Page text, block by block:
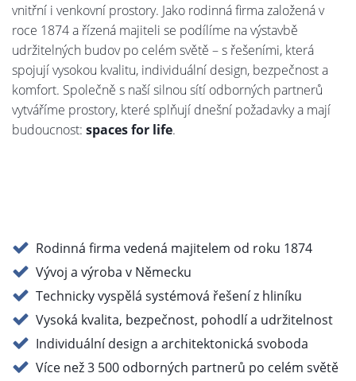
vnitřní i venkovní prostory. Jako rodinná firma založená v
roce 1874 a řízená majiteli se podílíme na výstavbě
udržitelných budov po celém světě – s řešeními, která
spojují vysokou kvalitu, individuální design, bezpečnost a
komfort. Společně s naší silnou sítí odborných partnerů
vytváříme prostory, které splňují dnešní požadavky a mají
budoucnost: spaces for life.
Rodinná firma vedená majitelem od roku 1874
Vývoj a výroba v Německu
Technicky vyspělá systémová řešení z hliníku
Vysoká kvalita, bezpečnost, pohodlí a udržitelnost
Individuální design a architektonická svoboda
Více než 3 500 odborných partnerů po celém světě